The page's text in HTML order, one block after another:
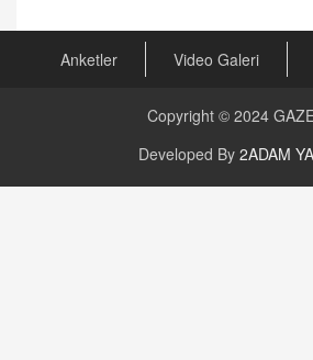
Arabulucuya Başvuru
23.09.2023 16:30
Değişen yapısıyla Suriye
Anketler Video Galeri
Copyright © 2024
Developed By 2ADAM